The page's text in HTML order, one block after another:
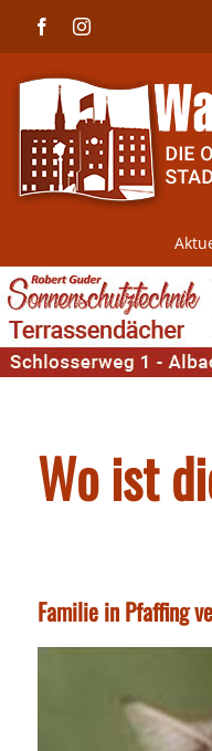
FacebookInstagram
Wo ist
Familie in Pfaffing